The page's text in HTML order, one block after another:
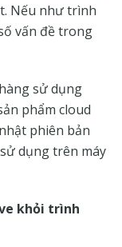
Nếu như trình
vấn đề trong
sử dụng
phẩm cloud
phiên bản
dụng trên máy
khỏi trình